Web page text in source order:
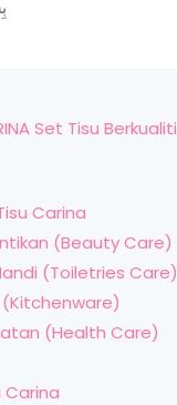
Set Tisu Berkualiti
Carina
(Beauty Care)
(Toiletries Care)
(Health Care)
Carina